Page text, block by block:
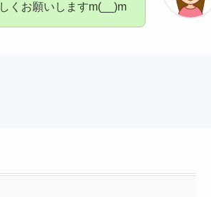
くお願いしますm(__)m